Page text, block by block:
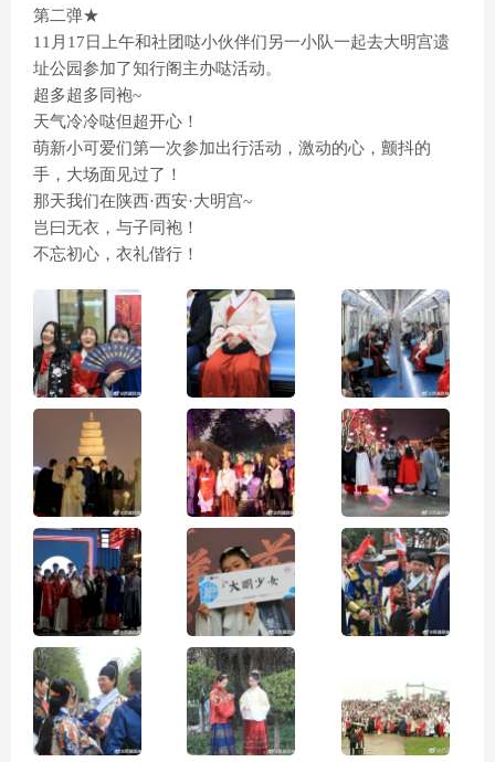
第二弹★
11月17日上午和社团哒小伙伴们另一小队一起去大明宫遗
址公园参加了知行阁主办哒活动。
超多超多同袍~
天气冷冷哒但超开心！
萌新小可爱们第一次参加出行活动，激动的心，颤抖的
手，大场面见过了！
那天我们在陕西·西安·大明宫~
岂曰无衣，与子同袍！
不忘初心，衣礼偕行！